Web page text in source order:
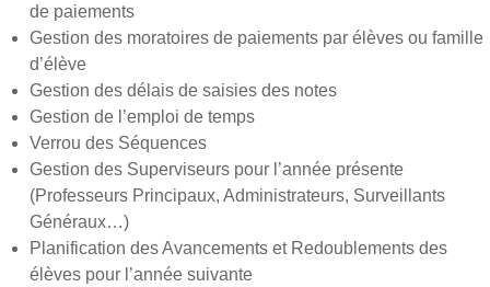
de paiements
Gestion des moratoires de paiements par élèves ou famille
d’élève
Gestion des délais de saisies des notes
Gestion de l’emploi de temps
Verrou des Séquences
Gestion des Superviseurs pour l’année présente
(Professeurs Principaux, Administrateurs, Surveillants
Généraux…)
Planification des Avancements et Redoublements des
élèves pour l’année suivante